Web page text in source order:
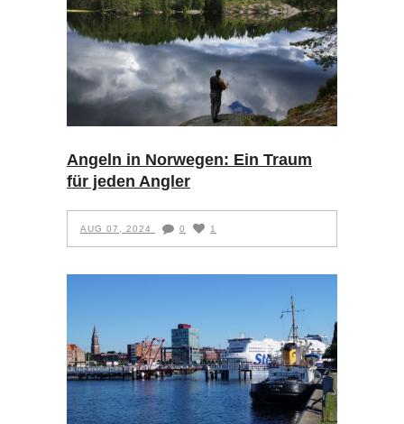
Angeln in Norwegen: Ein Traum
für jeden Angler
AUG 07, 2024 0 1